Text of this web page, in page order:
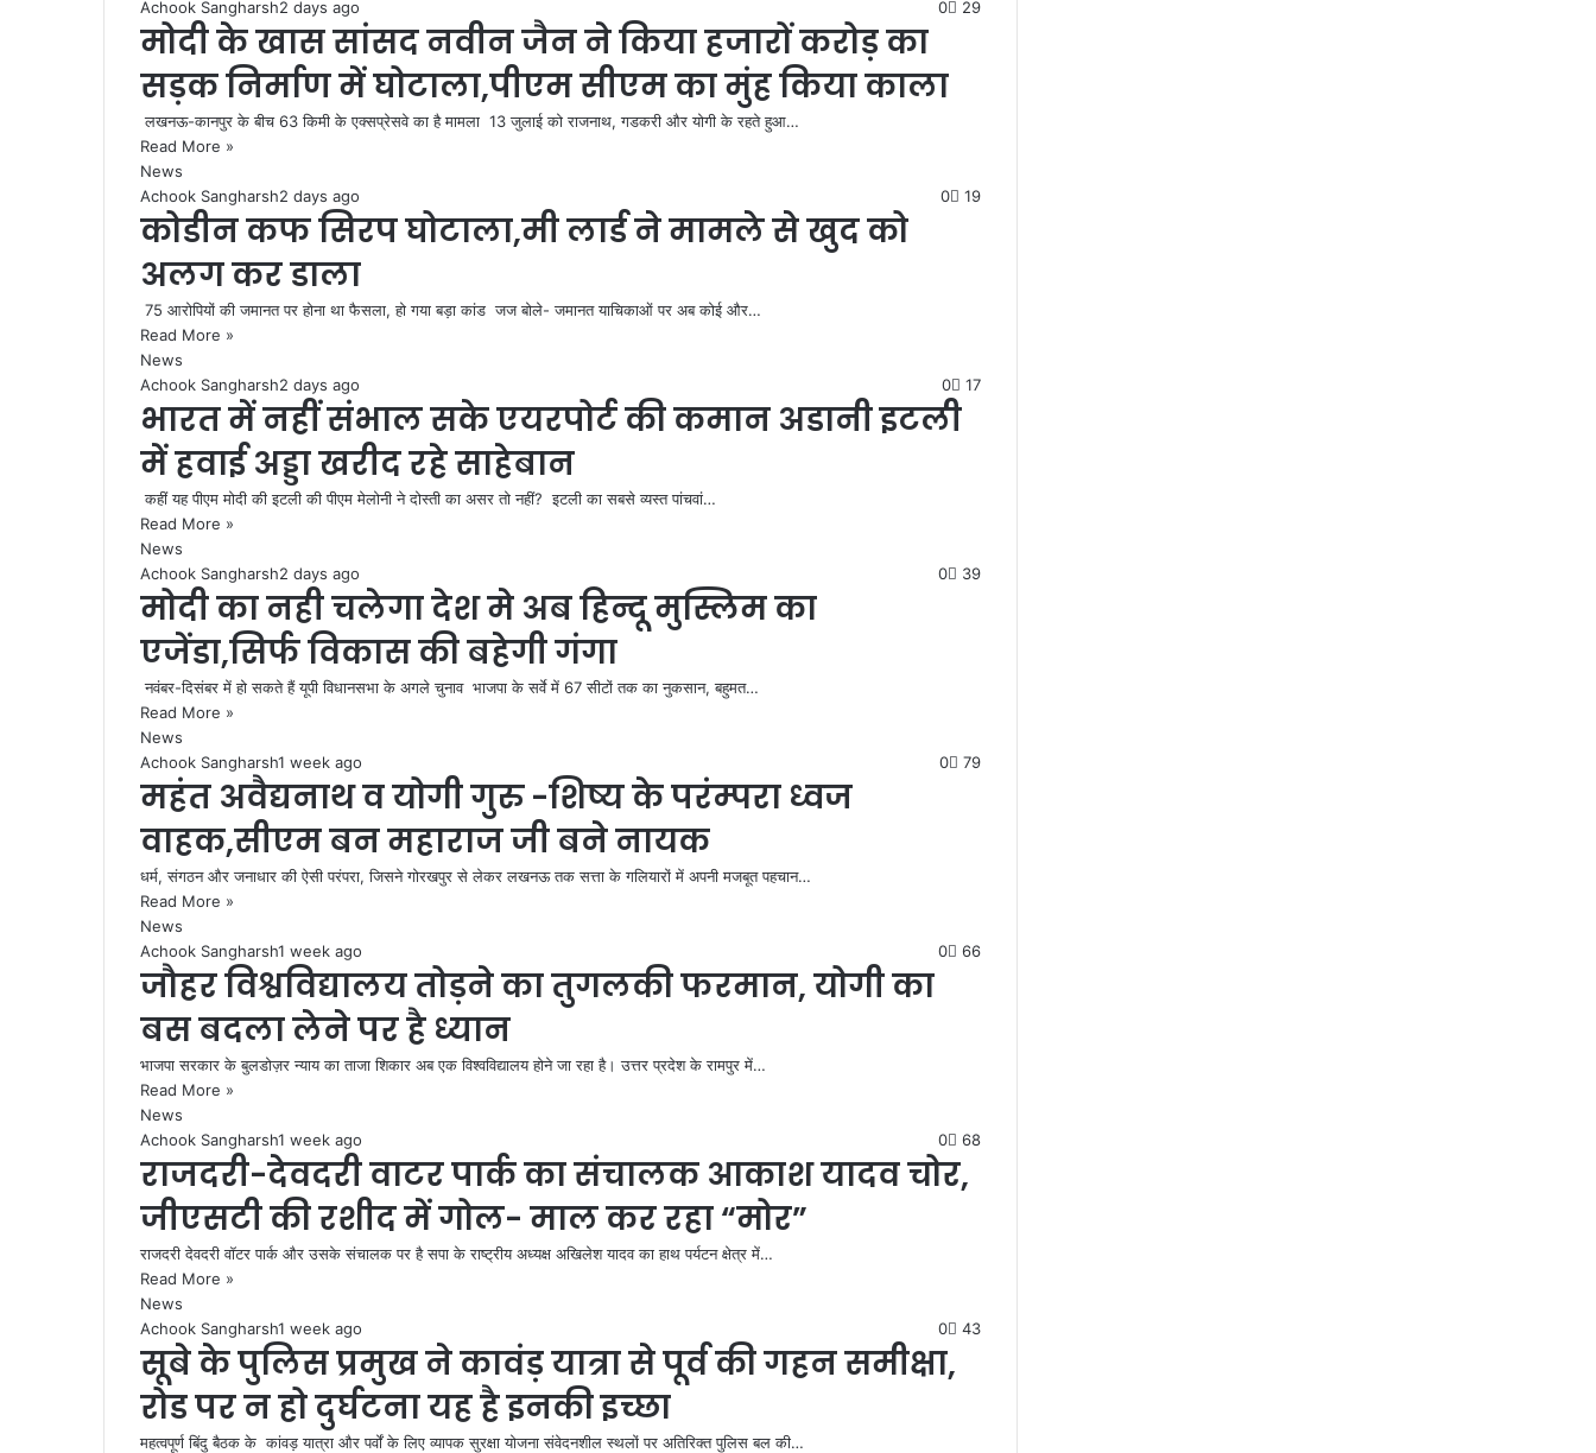
Achook Sangharsh2 days ago 0 29
मोदी के खास सांसद नवीन जैन ने किया हजारों करोड़ का
सड़क निर्माण में घोटाला,पीएम सीएम का मुंह किया काला
लखनऊ-कानपुर के बीच 63 किमी के एक्सप्रेसवे का है मामला 13 जुलाई को राजनाथ, गडकरी और योगी के रहते हुआ…
Read More »
News
Achook Sangharsh2 days ago 0 19
कोडीन कफ सिरप घोटाला,मी लार्ड ने मामले से खुद को
अलग कर डाला
75 आरोपियों की जमानत पर होना था फैसला, हो गया बड़ा कांड जज बोले- जमानत याचिकाओं पर अब कोई और…
Read More »
News
Achook Sangharsh2 days ago 0 17
भारत में नहीं संभाल सके एयरपोर्ट की कमान अडानी इटली
में हवाई अड्डा खरीद रहे साहेबान
कहीं यह पीएम मोदी की इटली की पीएम मेलोनी ने दोस्ती का असर तो नहीं? इटली का सबसे व्यस्त पांचवां…
Read More »
News
Achook Sangharsh2 days ago 0 39
मोदी का नही चलेगा देश मे अब हिन्दू मुस्लिम का
एजेंडा,सिर्फ विकास की बहेगी गंगा
नवंबर-दिसंबर में हो सकते हैं यूपी विधानसभा के अगले चुनाव भाजपा के सर्वे में 67 सीटों तक का नुकसान, बहुमत…
Read More »
News
Achook Sangharsh1 week ago 0 79
महंत अवैद्यनाथ व योगी गुरु -शिष्य के परंम्परा ध्वज
वाहक,सीएम बन महाराज जी बने नायक
धर्म, संगठन और जनाधार की ऐसी परंपरा, जिसने गोरखपुर से लेकर लखनऊ तक सत्ता के गलियारों में अपनी मजबूत पहचान…
Read More »
News
Achook Sangharsh1 week ago 0 66
जौहर विश्वविद्यालय तोड़ने का तुगलकी फरमान, योगी का
बस बदला लेने पर है ध्यान
भाजपा सरकार के बुलडोज़र न्याय का ताजा शिकार अब एक विश्वविद्यालय होने जा रहा है। उत्तर प्रदेश के रामपुर में…
Read More »
News
Achook Sangharsh1 week ago 0 68
राजदरी-देवदरी वाटर पार्क का संचालक आकाश यादव चोर,
जीएसटी की रशीद में गोल- माल कर रहा “मोर”
राजदरी देवदरी वॉटर पार्क और उसके संचालक पर है सपा के राष्ट्रीय अध्यक्ष अखिलेश यादव का हाथ पर्यटन क्षेत्र में…
Read More »
News
Achook Sangharsh1 week ago 0 43
सूबे के पुलिस प्रमुख ने कावंड़ यात्रा से पूर्व की गहन समीक्षा,
रोड पर न हो दुर्घटना यह है इनकी इच्छा
महत्वपूर्ण बिंदु बैठक के कांवड़ यात्रा और पर्वों के लिए व्यापक सुरक्षा योजना संवेदनशील स्थलों पर अतिरिक्त पुलिस बल की…